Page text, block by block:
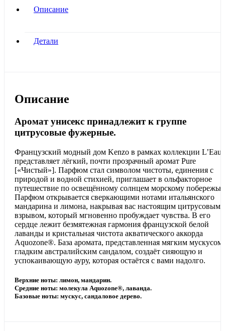
Описание
Детали
Описание
Аромат унисекс принадлежит к группе
цитрусовые фужерные.
Французский модный дом Kenzo в рамках коллекции L’Eau
представляет лёгкий, почти прозрачный аромат Pure
[«Чистый»]. Парфюм стал символом чистоты, единения с
природой и водной стихией, приглашает в ольфакторное
путешествие по освещённому солнцем морскому
Парфюм открывается сверкающими нотами итальянского
мандарина и лимона, накрывая вас настоящим цитрусовым
взрывом, который мгновенно пробуждает чувства. В его
сердце лежит безмятежная гармония французской белой
лаванды и кристальная чистота акватического аккорда
Aquozone®. База аромата, представленная мягким мускусом
гладким австралийским сандалом, создаёт сияющую и
успокаивающую ауру, которая остаётся с вами надолго.
Верхние ноты: лимон, мандарин.
Средние ноты: молекула Aquozone®, лаванда.
Базовые ноты: мускус, сандаловое дерево.